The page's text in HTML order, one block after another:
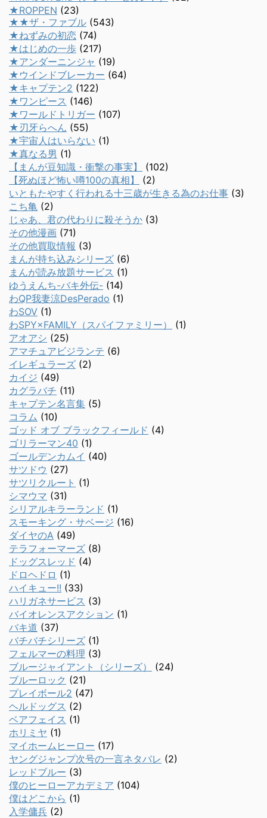
★ROPPEN (23)
★★ザ・ファブル (543)
★ねずみの初恋 (74)
★はじめの一歩 (217)
★アンダーニンジャ (19)
★ウインドブレーカー (64)
★キャプテン2 (122)
★ワンピース (146)
★ワールドトリガー (107)
★刃牙らへん (55)
★宇宙人はいらない (1)
★真なる男 (1)
【まんが豆知識・衝撃の事実】
(102)
【死ぬほど怖い噂100の真相】
(2)
いともたやすく行われる十三歳が生きる為のお仕事 (3)
こち亀 (2)
じゃあ、君の代わりに殺そうか (3)
その他漫画 (71)
その他買取情報 (3)
まんが持ち込みシリーズ (6)
まんが読み放題サービス (1)
ゆうえんち-バキ外伝- (14)
わQP我妻涼DesPerado (1)
わSOV (1)
わSPY×FAMILY（スパイファミリー）
(1)
アオアシ (25)
アマチュアビジランテ (6)
イレギュラーズ (2)
カイジ (49)
カグラバチ (11)
キャプテン名言集 (5)
コラム (10)
ゴッド オブ ブラックフィールド (4)
ゴリラーマン40 (1)
ゴールデンカムイ (40)
サツドウ (27)
サツリクルート (1)
シマウマ (31)
シリアルキラーランド (1)
スモーキング・サベージ (16)
ダイヤのA (49)
テラフォーマーズ (8)
ドッグスレッド (4)
ドロヘドロ (1)
ハイキュー!! (33)
ハリガネサービス (3)
バイオレンスアクション (1)
バキ道 (37)
バチバチシリーズ (1)
フェルマーの料理 (3)
ブルージャイアント（シリーズ）
(24)
ブルーロック (21)
プレイボール2 (47)
ヘルドッグス (2)
ベアフェイス (1)
ホリミヤ (1)
マイホームヒーロー (17)
ヤングジャンプ次号の一言ネタバレ (2)
レッドブルー (3)
僕のヒーローアカデミア (104)
僕はどこから (1)
入学傭兵 (2)